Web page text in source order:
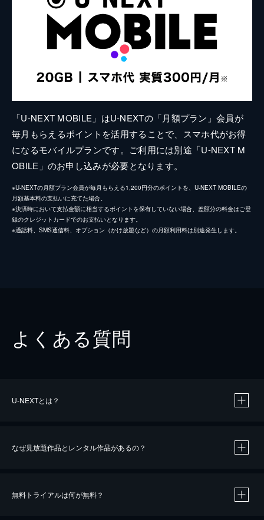
「U-NEXT MOBILE」はU-NEXTの「月額プラン」会員が
毎月もらえるポイントを活用することで、スマホ代がお得
になるモバイルプランです。ご利用には別途「U-NEXT M
OBILE」のお申し込みが必要となります。
※U-NEXTの月額プラン会員が毎月もらえる1,200円分のポイントを、U-NEXT MOBILEの
月額基本料の支払いに充てた場合。
※決済時において支払金額に相当するポイントを保有していない場合、差額分の料金はご登
録のクレジットカードでのお支払いとなります。
※通話料、SMS通信料、オプション（かけ放題など）の月額利用料は別途発生します。
よくある質問
U-NEXTとは？
なぜ見放題作品とレンタル作品があるの？
無料トライアルは何が無料？